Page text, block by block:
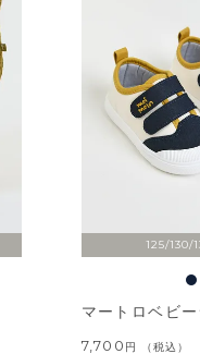
125/130/
マートロベビ
7,700 税込